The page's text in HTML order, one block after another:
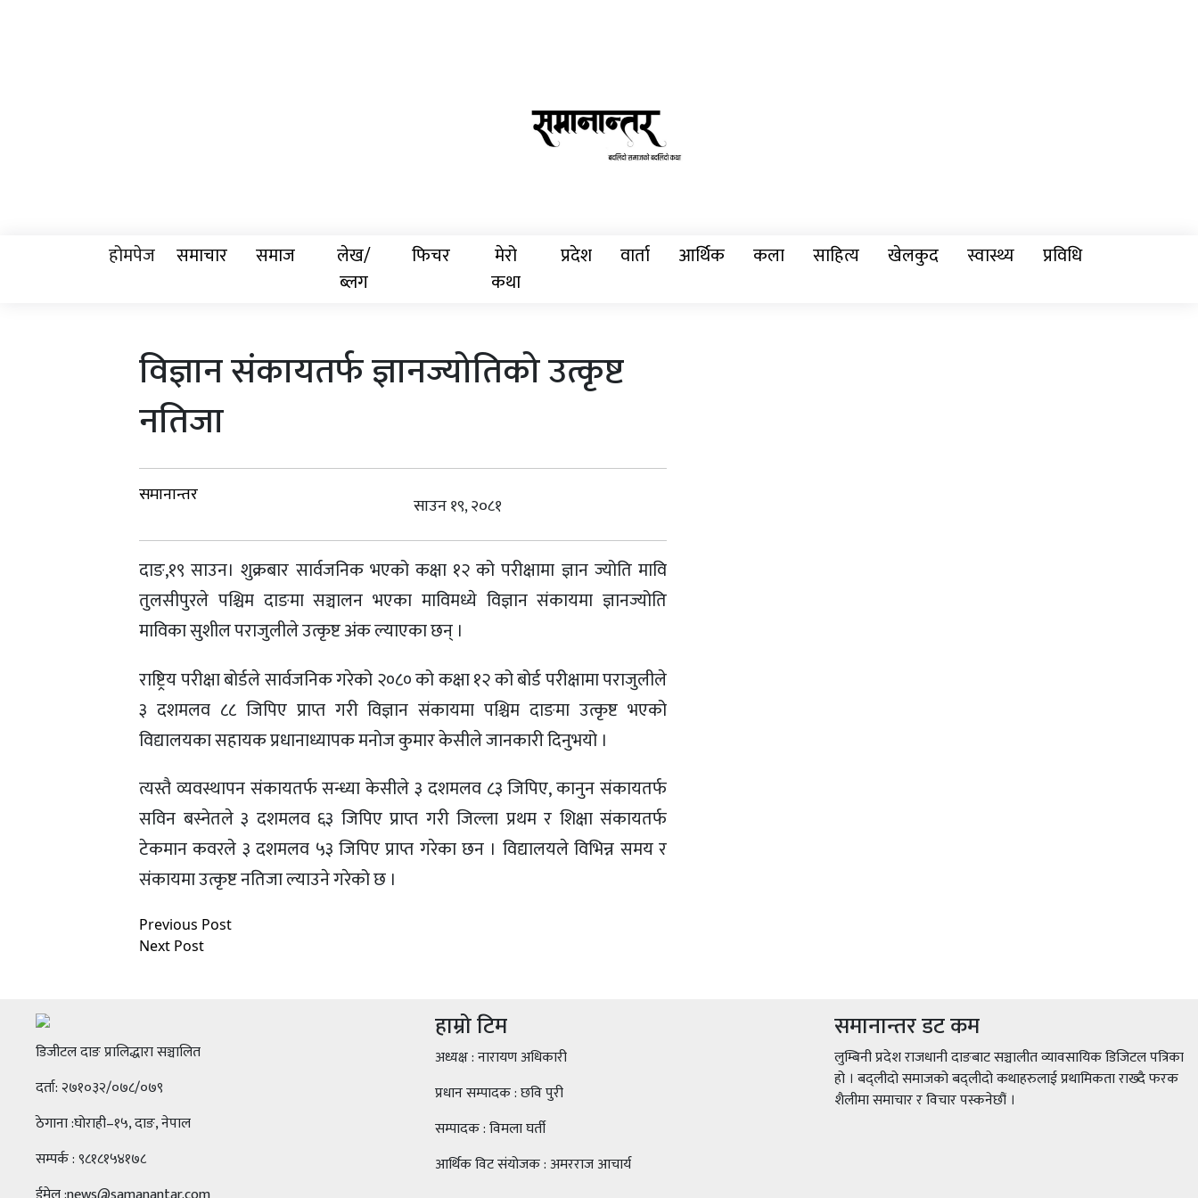
होमपेज समाचार समाज
लेख/
ब्लग
फिचर
मेरो
कथा
प्रदेश वार्ता आर्थिक कला साहित्य खेलकुद स्वास्थ्य प्रविधि
विज्ञान संकायतर्फ ज्ञानज्योतिको उत्कृष्ट
नतिजा
समानान्तर साउन १९, २०८१
दाङ,१९ साउन। शुक्रबार सार्वजनिक भएको कक्षा १२ को परीक्षामा ज्ञान ज्योति मावि
तुलसीपुरले पश्चिम दाङमा सञ्चालन भएका माविमध्ये विज्ञान संकायमा ज्ञानज्योति
माविका सुशील पराजुलीले उत्कृष्ट अंक ल्याएका छन् ।
राष्ट्रिय परीक्षा बोर्डले सार्वजनिक गरेको २०८० को कक्षा १२ को बोर्ड परीक्षामा पराजुलीले
३ दशमलव ८८ जिपिए प्राप्त गरी विज्ञान संकायमा पश्चिम दाङमा उत्कृष्ट भएको
विद्यालयका सहायक प्रधानाध्यापक मनाेज कुमार केसीले जानकारी दिनुभयो ।
त्यस्तै व्यवस्थापन संकायतर्फ सन्ध्या केसीले ३ दशमलव ८३ जिपिए, कानुन संकायतर्फ
सविन बस्नेतले ३ दशमलव ६३ जिपिए प्राप्त गरी जिल्ला प्रथम र शिक्षा संकायतर्फ
टेकमान कवरले ३ दशमलव ५३ जिपिए प्राप्त गरेका छन । विद्यालयले विभिन्न समय र
संकायमा उत्कृष्ट नतिजा ल्याउने गरेको छ ।
Previous Post
Next Post
डिजीटल दाङ प्रालिद्धारा सञ्चालित
दर्ता: २७१०३२/०७८/०७९
ठेगाना :घोराही–१५, दाङ, नेपाल
सम्पर्क : ९८१८१५४१७८
हाम्रो टिम
अध्यक्ष : नारायण अधिकारी
प्रधान सम्पादक : छवि पुरी
सम्पादक : विमला घर्ती
आर्थिक विट संयोजक : अमरराज आचार्य
समानान्तर डट कम
लुम्बिनी प्रदेश राजधानी दाङबाट सञ्चालीत व्यावसायिक डिजिटल पत्रिका
हो । बद्लीदो समाजको बद्लीदो कथाहरुलाई प्रथामिकता राख्दै फरक
शैलीमा समाचार र विचार पस्कनेछौं ।